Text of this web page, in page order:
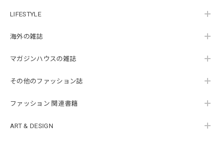
LIFESTYLE
海外の雑誌
マガジンハウスの雑誌
その他のファッション誌
ファッション 関連書籍
ART & DESIGN